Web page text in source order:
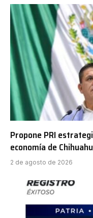
Propone PRI
economía de
2 de agosto de 2026